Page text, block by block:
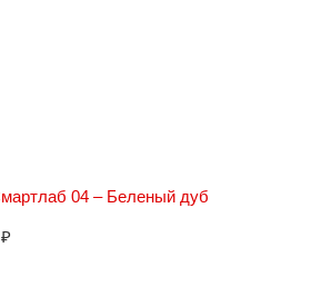
04 – Беленый дуб
₽